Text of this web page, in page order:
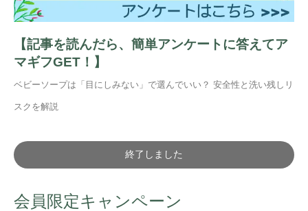
【記事を読んだら、簡単アンケートに答えてア
マギフGET！】
ベビーソープは「目にしみない」で選んでいい？ 安全性と洗い残しリ
スクを解説
終了しました
会員限定キャンペーン